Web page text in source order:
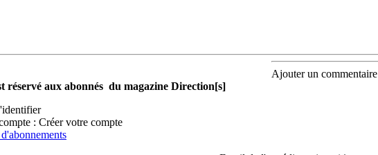
Ajouter un commentaire
aux abonnés du magazine Direction[s]
: Créer votre compte